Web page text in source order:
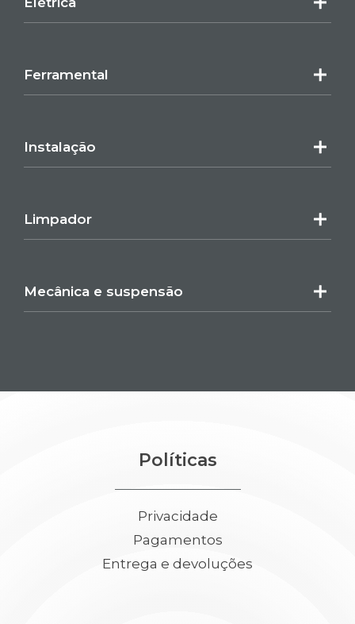
Ferramental
Instalação
Limpador
Mecânica e suspensão
Políticas
Privacidade
Pagamentos
Entrega e devoluções